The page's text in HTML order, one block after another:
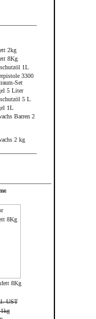
2kg
8Kg
1L
3300
Set
5 Liter
5 L
1L
Barren 2
2 kg
8Kg
UST